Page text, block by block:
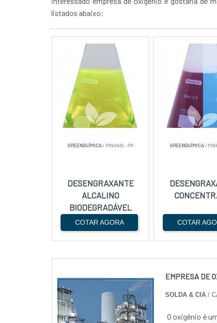
listados abaixo:
GREENQUÍMICA/ PINHAIS - PR
DESENGRAXANTE
ALCALINO
BIODEGRADÁVEL
COTAR AGORA
GREENQUÍMICA/
COTAR
EMPRESA DE
SOLDA & CIA /
O oxigênio é